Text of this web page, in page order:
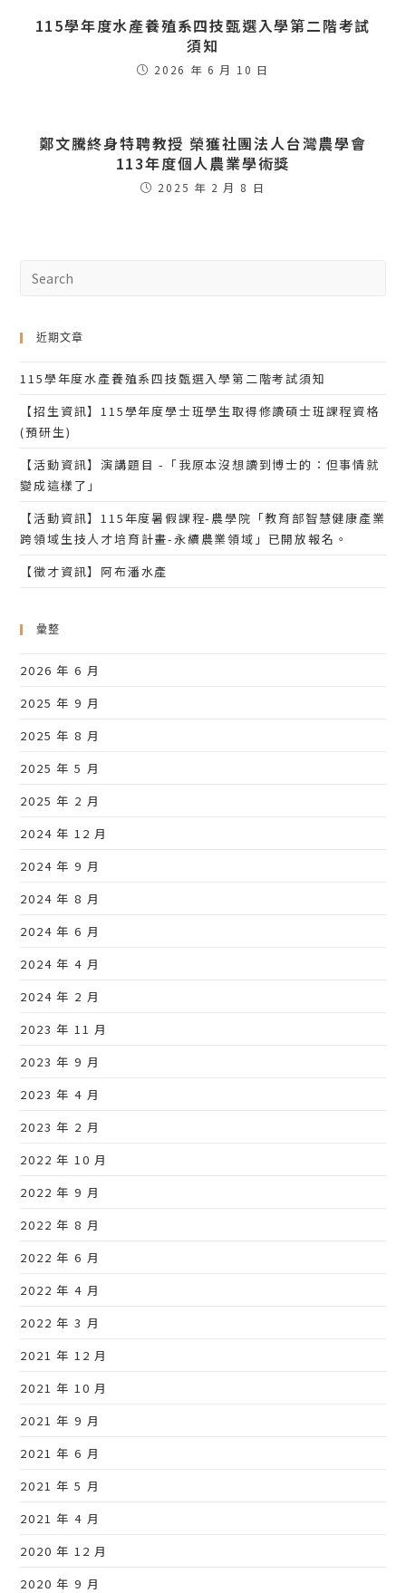
115學年度水產養殖系四技甄選入學第二階考試
須知
2026 年 6 月 10 日
鄭文騰終身特聘教授 榮獲社團法人台灣農學會
113年度個人農業學術獎
2025 年 2 月 8 日
近期文章
115學年度水產養殖系四技甄選入學第二階考試須知
【招生資訊】115學年度學士班學生取得修讀碩士班課程資格
(預研生)
【活動資訊】演講題目 -「我原本沒想讀到博士的：但事情就
變成這樣了」
【活動資訊】115年度暑假課程-農學院「教育部智慧健康產業
跨領域生技人才培育計畫-永續農業領域」已開放報名。
【徵才資訊】阿布潘水產
彙整
2026 年 6 月
2025 年 9 月
2025 年 8 月
2025 年 5 月
2025 年 2 月
2024 年 12 月
2024 年 9 月
2024 年 8 月
2024 年 6 月
2024 年 4 月
2024 年 2 月
2023 年 11 月
2023 年 9 月
2023 年 4 月
2023 年 2 月
2022 年 10 月
2022 年 9 月
2022 年 8 月
2022 年 6 月
2022 年 4 月
2022 年 3 月
2021 年 12 月
2021 年 10 月
2021 年 9 月
2021 年 6 月
2021 年 5 月
2021 年 4 月
2020 年 12 月
2020 年 9 月